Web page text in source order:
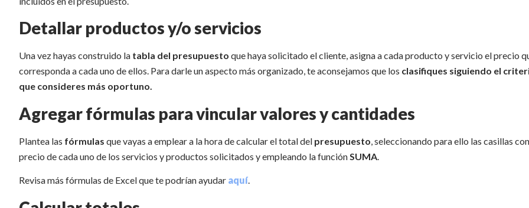
Detallar productos y/o servicios
Una vez hayas construido la tabla del presupuesto que haya solicitado el cliente, asigna a cada producto y servicio el precio
corresponda a cada uno de ellos. Para darle un aspecto más organizado, te aconsejamos que los clasifiques siguiendo el
que consideres más oportuno.
Agregar fórmulas para vincular valores y cantidades
Plantea las fórmulas que vayas a emplear a la hora de calcular el total del presupuesto , seleccionando para ello las casillas
precio de cada uno de los servicios y productos solicitados y empleando la función SUMA
Revisa más fórmulas de Excel que te podrían ayudar aquí.